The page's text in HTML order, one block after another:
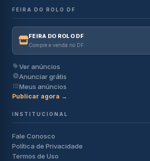
FEIRA DO ROLO DF
FEIRA DO ROLO DF
Compre e venda no DF
Ver anúncios
Anunciar grátis
Meus anúncios
Publicar agora →
INSTITUCIONAL
Fale Conosco
Política de Privacidade
Termos de Uso